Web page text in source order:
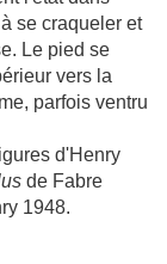
se craqueler et
Le pied se
vers la
parfois ventru
d'Henry
de Fabre
1948.